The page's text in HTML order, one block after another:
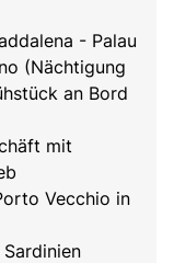
- Palau
(Nächtigung
an Bord
mit
Vecchio in